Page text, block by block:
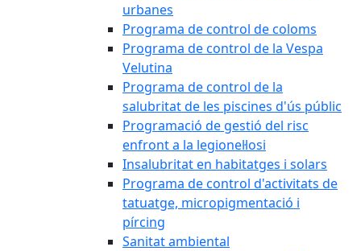
urbanes
Programa de control de coloms
Programa de control de la Vespa
Velutina
Programa de control de la
salubritat de les piscines d'ús públic
Programació de gestió del risc
enfront a la legionel·losi
Insalubritat en habitatges i solars
Programa de control d'activitats de
tatuatge, micropigmentació i
pírcing
Sanitat ambiental